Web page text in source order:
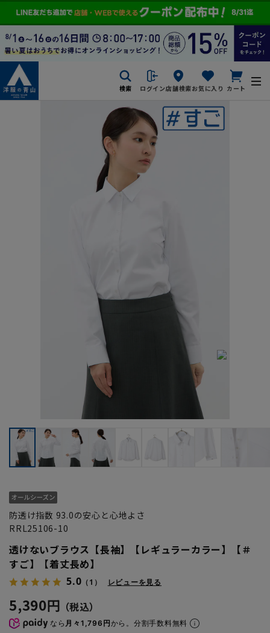
検索 ログイン店舗検索お気に入り カート
防透け指数 93.0の安心と心地よさ
RRL25106-10
透けないブラウス【長袖】【レギュラーカラー】【＃
すご】【着丈長め】
5.0 （1） レビューを見る
5,390円
なら 月々1,796円から。分割手数料無料